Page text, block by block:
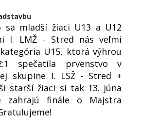
sa mladší žiaci U13 a U12
I. LMŽ - Stred nás veľmi
U15, ktorá výhrou
spečatila prvenstvo v
skupine I. LSŽ - Stred +
starší žiaci si tak 13. júna
zahrajú finále o Majstra